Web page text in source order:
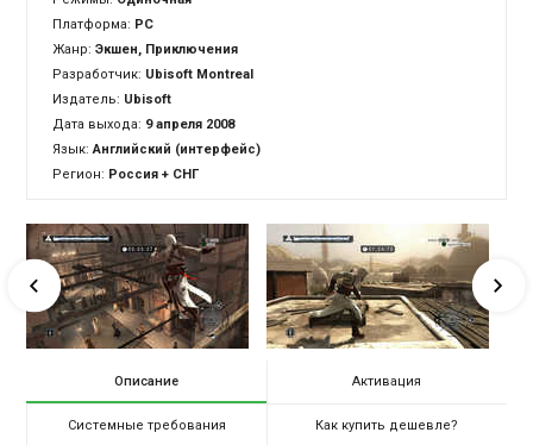
Платформа: PC
Жанр:Экшен, Приключения
Разработчик: Ubisoft Montreal
Издатель: Ubisoft
Дата выхода: 9 апреля 2008
Язык:Английский (интерфейс)
Регион: Россия + СНГ
Описание Активация
Системные требования Как купить дешевле?